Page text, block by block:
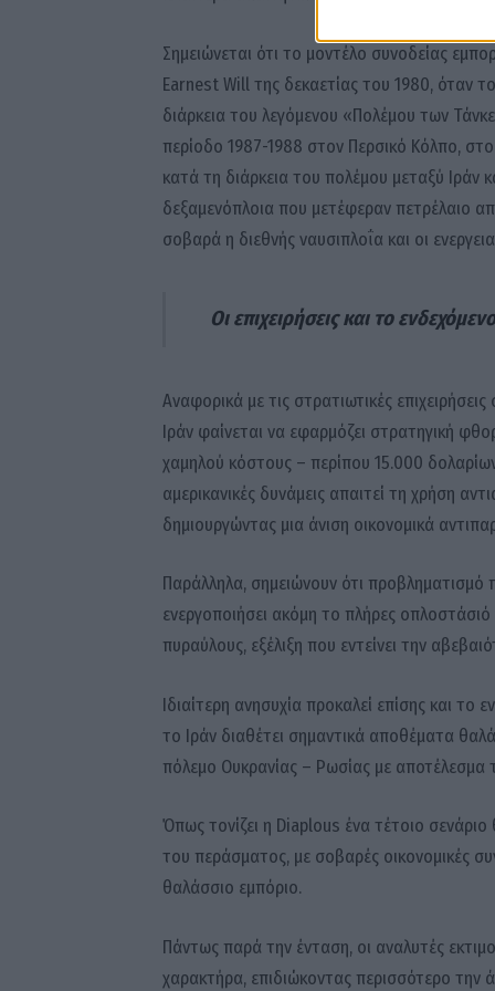
Σημειώνεται ότι το μοντέλο συνοδείας
Earnest Will της δεκαετίας του 1980, όταν
διάρκεια του λεγόμενου «Πολέμου των
περίοδο 1987-1988 στον Περσικό Κόλπο,
κατά τη διάρκεια του πολέμου μεταξύ Ιράν
δεξαμενόπλοια που μετέφεραν πετρέλαιο
σοβαρά η διεθνής ναυσιπλοΐα και οι
Οι επιχειρήσεις και το
Αναφορικά με τις στρατιωτικές
Ιράν φαίνεται να εφαρμόζει στρατηγική
χαμηλού κόστους – περίπου 15.000
αμερικανικές δυνάμεις απαιτεί τη χρήση
δημιουργώντας μια άνιση οικονομικά
Παράλληλα, σημειώνουν ότι προβληματισμό
ενεργοποιήσει ακόμη το πλήρες
πυραύλους, εξέλιξη που εντείνει την
Ιδιαίτερη ανησυχία προκαλεί επίσης και
το Ιράν διαθέτει σημαντικά αποθέματα
πόλεμο Ουκρανίας – Ρωσίας με αποτέλεσμα
Όπως τονίζει η Diaplous ένα τέτοιο
του περάσματος, με σοβαρές οικονομικές
θαλάσσιο εμπόριο.
Πάντως παρά την ένταση, οι αναλυτές
χαρακτήρα, επιδιώκοντας περισσότερο την